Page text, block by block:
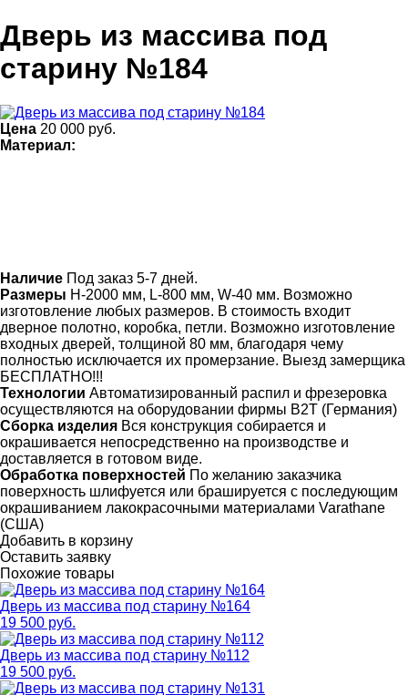
Дверь из массива под
старину №184
Цена 20 000 руб.
Материал:
Наличие Под заказ 5-7 дней.
Размеры Н-2000 мм, L-800 мм, W-40 мм. Возможно
изготовление любых размеров. В стоимость входит
дверное полотно, коробка, петли. Возможно изготовление
входных дверей, толщиной 80 мм, благодаря чему
полностью исключается их промерзание. Выезд замерщика
БЕСПЛАТНО!!!
Технологии Автоматизированный распил и фрезеровка
осуществляются на оборудовании фирмы B2T (Германия)
Сборка изделия Вся конструкция собирается и
окрашивается непосредственно на производстве и
доставляется в готовом виде.
Обработка поверхностей По желанию заказчика
поверхность шлифуется или брашируется с последующим
окрашиванием лакокрасочными материалами Varathane
(США)
Добавить в корзину
Оставить заявку
Похожие товары
Дверь из массива под старину №164
19 500 руб.
Дверь из массива под старину №112
19 500 руб.